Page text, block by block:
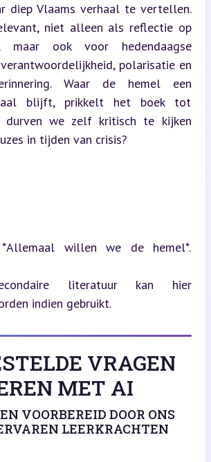
diep Vlaams verhaal te vertellen.
niet alleen als reflectie op
maar ook voor hedendaagse
polarisatie en
Waar de hemel een
blijft, prikkelt het boek tot
durven we zelf kritisch te kijken
in tijden van crisis?
*Allemaal willen we de hemel*.
literatuur kan hier
indien gebruikt.
VRAGEN
MET AI
VOORBEREID DOOR ONS
LEERKRACHTEN